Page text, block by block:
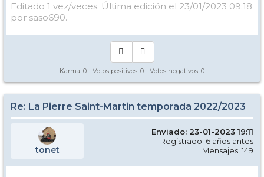
Editado 1 vez/veces. Última edición el 23/01/2023 09:18
por saso690.
Karma: 0 - Votos positivos: 0 - Votos negativos: 0
Re: La Pierre Saint-Martin temporada 2022/2023
tonet
Enviado: 23-01-2023 19:11
Registrado: 6 años antes
Mensajes: 149